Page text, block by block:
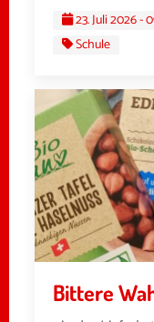
23. Juli 2026 -
Schule
Bittere